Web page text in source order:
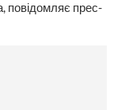
повідомляє прес-